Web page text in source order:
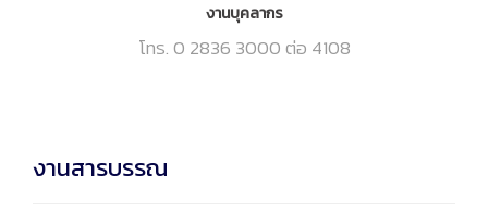
งานบุคลากร
โทร. 0 2836 3000 ต่อ 4108
งานสารบรรณ